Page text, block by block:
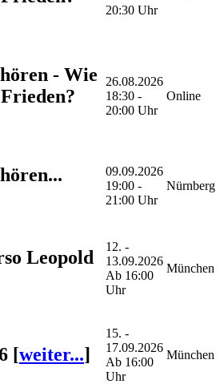
20:30 Uhr
- Wie
26.08.2026
18:30 -
20:00 Uhr
Online
09.09.2026
19:00 -
21:00 Uhr
Nürnberg
Leopold
12. -
13.09.2026
Ab 16:00
Uhr
München
[weiter...]
15. -
17.09.2026
Ab 16:00
Uhr
München